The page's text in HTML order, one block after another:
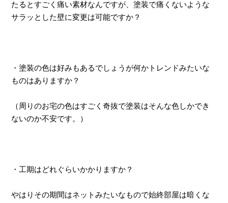
たるとすごく痛い素材なんですが、塗装で痛くないような
サラッとした壁に変更は可能ですか？
・塗装の色は好みもあるでしょうが何かトレンドみたいな
ものはありますか？
（周りのお宅の色はすごく奇抜で塗装はそんな色しかでき
ないのか不安です。）
・工期はどれぐらいかかりますか？
やはりその期間はネットみたいなもので始終部屋は暗くな